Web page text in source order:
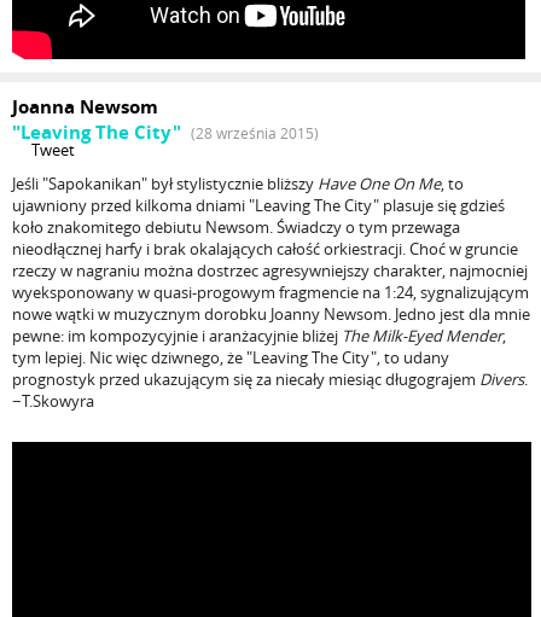
Joanna Newsom
"Leaving The City" (28 września 2015)
Tweet
Jeśli "Sapokanikan" był stylistycznie bliższy Have One On Me, to
ujawniony przed kilkoma dniami "Leaving The City" plasuje się gdzieś
koło znakomitego debiutu Newsom. Świadczy o tym przewaga
nieodłącznej harfy i brak okalających całość orkiestracji. Choć w gruncie
rzeczy w nagraniu można dostrzec agresywniejszy charakter, najmocniej
wyeksponowany w quasi-progowym fragmencie na 1:24, sygnalizującym
nowe wątki w muzycznym dorobku Joanny Newsom. Jedno jest dla mnie
pewne: im kompozycyjnie i aranżacyjnie bliżej The Milk-Eyed Mender,
tym lepiej. Nic więc dziwnego, że "Leaving The City", to udany
prognostyk przed ukazującym się za niecały miesiąc długograjem Divers.
−T.Skowyra